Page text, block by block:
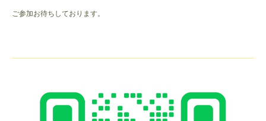
ご参加お待ちしております。